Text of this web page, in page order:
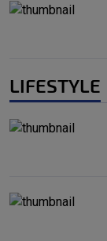
LIFESTYLE